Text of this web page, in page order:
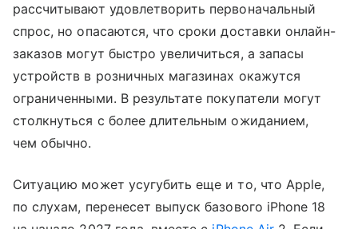
рассчитывают удовлетворить первоначальный
спрос, но опасаются, что сроки доставки онлайн-
заказов могут быстро увеличиться, а запасы
устройств в розничных магазинах окажутся
ограниченными. В результате покупатели могут
столкнуться с более длительным ожиданием,
чем обычно.
Ситуацию может усугубить еще и то, что Apple,
по слухам, перенесет выпуск базового iPhone 18